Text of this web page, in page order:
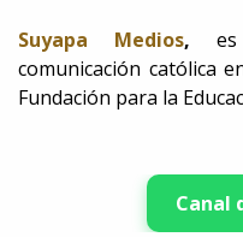
Suyapa Medios, es
comunicación católica
Fundación para la
Canal